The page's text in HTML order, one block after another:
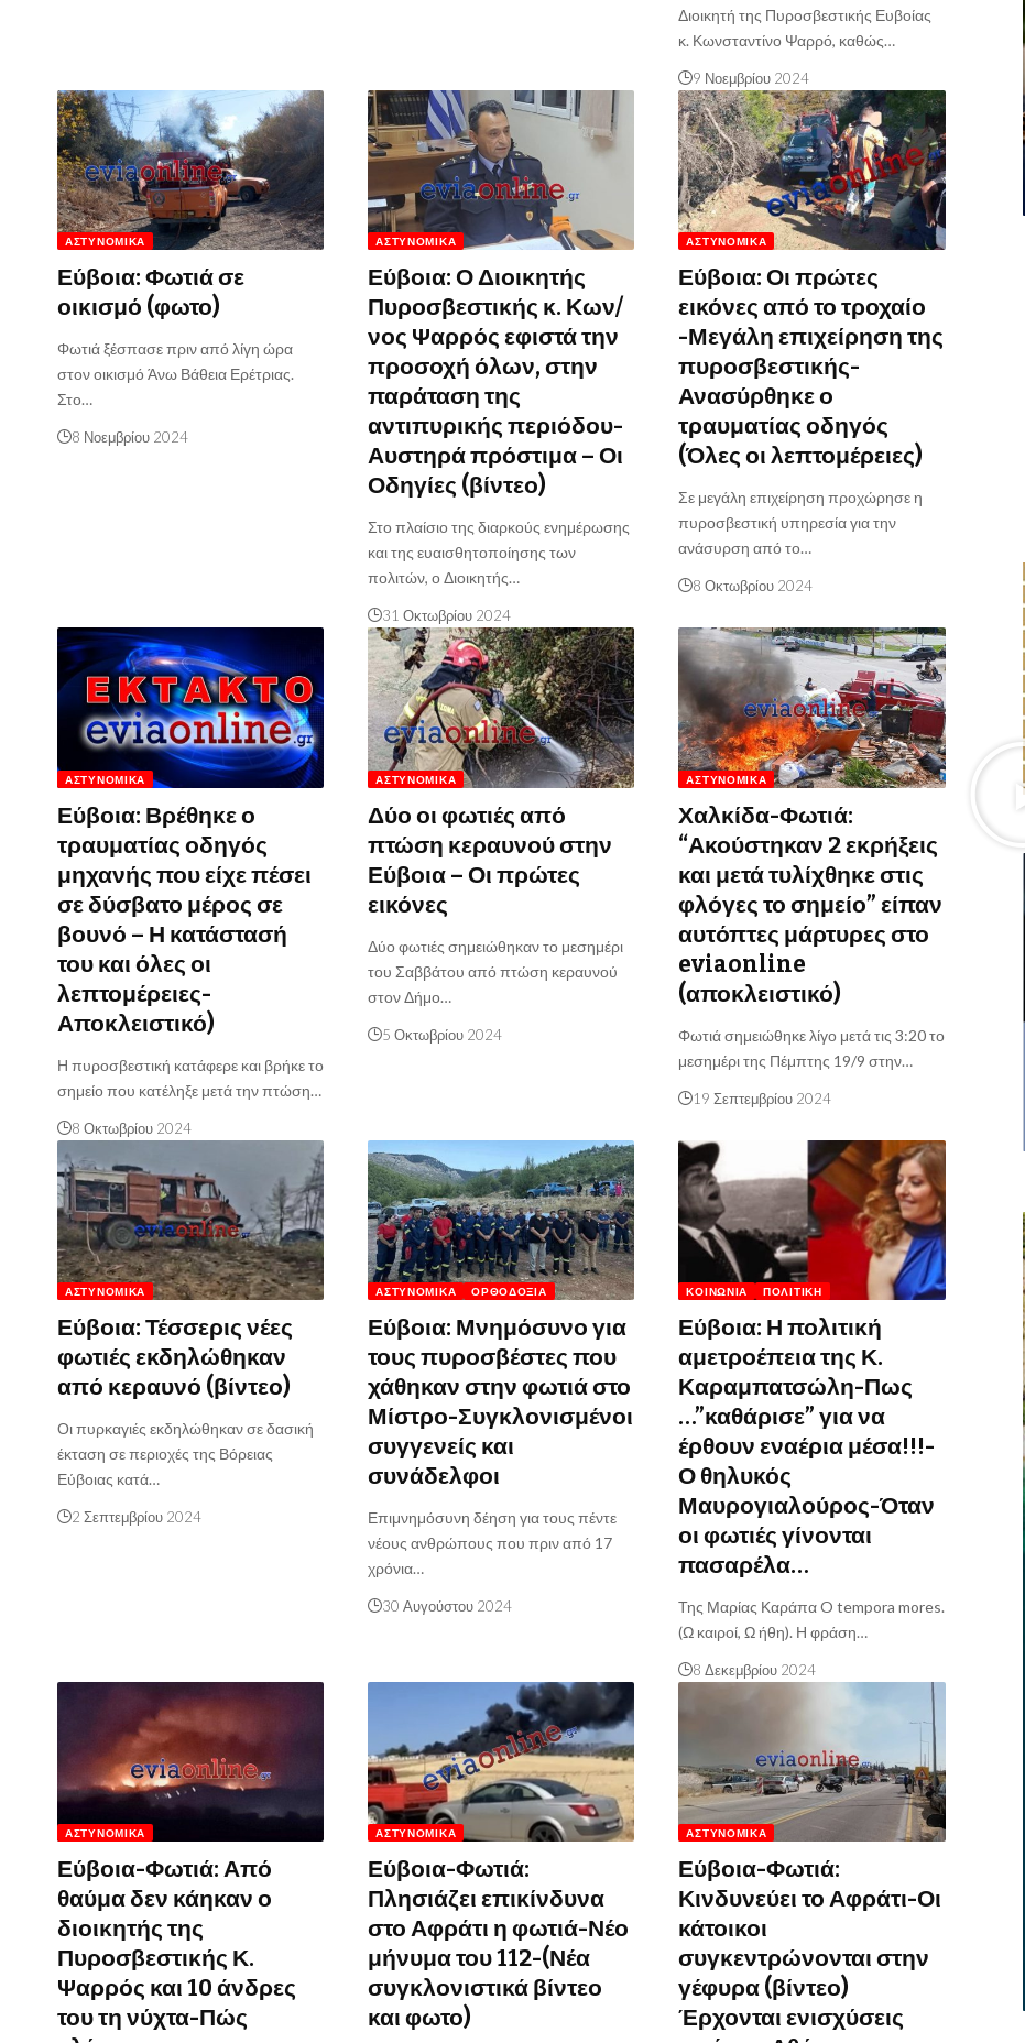
Διοικητή της Πυροσβεστικής Ευβοίας
κ. Κωνσταντίνο Ψαρρό, καθώς…
9 Νοεμβρίου 2024
ΑΣΤΥΝΟΜΙΚΆ
Εύβοια: Φωτιά σε
οικισμό (φωτο)
Φωτιά ξέσπασε πριν από λίγη ώρα
στον οικισμό Άνω Βάθεια Ερέτριας.
Στο…
8 Νοεμβρίου 2024
ΑΣΤΥΝΟΜΙΚΆ
Εύβοια: Ο Διοικητής
Πυροσβεστικής κ. Κων/
νος Ψαρρός εφιστά την
προσοχή όλων, στην
παράταση της
αντιπυρικής περιόδου-
Αυστηρά πρόστιμα – Οι
Οδηγίες (βίντεο)
Στο πλαίσιο της διαρκούς ενημέρωσης
και της ευαισθητοποίησης των
πολιτών, ο Διοικητής…
31 Οκτωβρίου 2024
ΑΣΤΥΝΟΜΙΚΆ
Εύβοια: Οι πρώτες
εικόνες από το τροχαίο
-Μεγάλη επιχείρηση της
πυροσβεστικής-
Ανασύρθηκε ο
τραυματίας οδηγός
(Όλες οι λεπτομέρειες)
Σε μεγάλη επιχείρηση προχώρησε η
πυροσβεστική υπηρεσία για την
ανάσυρση από το…
8 Οκτωβρίου 2024
ΑΣΤΥΝΟΜΙΚΆ
Εύβοια: Βρέθηκε ο
τραυματίας οδηγός
μηχανής που είχε πέσει
σε δύσβατο μέρος σε
βουνό – Η κατάστασή
του και όλες οι
λεπτομέρειες-
Αποκλειστικό)
Η πυροσβεστική κατάφερε και βρήκε το
σημείο που κατέληξε μετά την πτώση…
8 Οκτωβρίου 2024
ΑΣΤΥΝΟΜΙΚΆ
Δύο οι φωτιές από
πτώση κεραυνού στην
Εύβοια – Οι πρώτες
εικόνες
Δύο φωτιές σημειώθηκαν το μεσημέρι
του Σαββάτου από πτώση κεραυνού
στον Δήμο…
5 Οκτωβρίου 2024
ΑΣΤΥΝΟΜΙΚΆ
Χαλκίδα-Φωτιά:
“Ακούστηκαν 2 εκρήξεις
και μετά τυλίχθηκε στις
φλόγες το σημείο” είπαν
αυτόπτες μάρτυρες στο
eviaonline
(αποκλειστικό)
Φωτιά σημειώθηκε λίγο μετά τις 3:20 το
μεσημέρι της Πέμπτης 19/9 στην…
19 Σεπτεμβρίου 2024
ΑΣΤΥΝΟΜΙΚΆ
Εύβοια: Τέσσερις νέες
φωτιές εκδηλώθηκαν
από κεραυνό (βίντεο)
Οι πυρκαγιές εκδηλώθηκαν σε δασική
έκταση σε περιοχές της Βόρειας
Εύβοιας κατά…
2 Σεπτεμβρίου 2024
ΑΣΤΥΝΟΜΙΚΆ ΟΡΘΟΔΟΞΊΑ
Εύβοια: Μνημόσυνο για
τους πυροσβέστες που
χάθηκαν στην φωτιά στο
Μίστρο-Συγκλονισμένοι
συγγενείς και
συνάδελφοι
Επιμνημόσυνη δέηση για τους πέντε
νέους ανθρώπους που πριν από 17
χρόνια…
30 Αυγούστου 2024
ΚΟΙΝΩΝΊΑ ΠΟΛΙΤΙΚΉ
Εύβοια: Η πολιτική
αμετροέπεια της Κ.
Καραμπατσώλη-Πως
…”καθάρισε” για να
έρθουν εναέρια μέσα!!!-
Ο θηλυκός
Μαυρογιαλούρος-Όταν
οι φωτιές γίνονται
πασαρέλα…
Της Μαρίας Καράπα O tempora mores.
(Ω καιροί, Ω ήθη). Η φράση…
8 Δεκεμβρίου 2024
ΑΣΤΥΝΟΜΙΚΆ
Εύβοια-Φωτιά: Από
θαύμα δεν κάηκαν ο
διοικητής της
Πυροσβεστικής Κ.
Ψαρρός και 10 άνδρες
του τη νύχτα-Πώς
ΑΣΤΥΝΟΜΙΚΆ
Εύβοια-Φωτιά:
Πλησιάζει επικίνδυνα
στο Αφράτι η φωτιά-Νέο
μήνυμα του 112-(Νέα
συγκλονιστικά βίντεο
και φωτο)
ΑΣΤΥΝΟΜΙΚΆ
Εύβοια-Φωτιά:
Κινδυνεύει το Αφράτι-Οι
κάτοικοι
συγκεντρώνονται στην
γέφυρα (βίντεο)
Έρχονται ενισχύσεις